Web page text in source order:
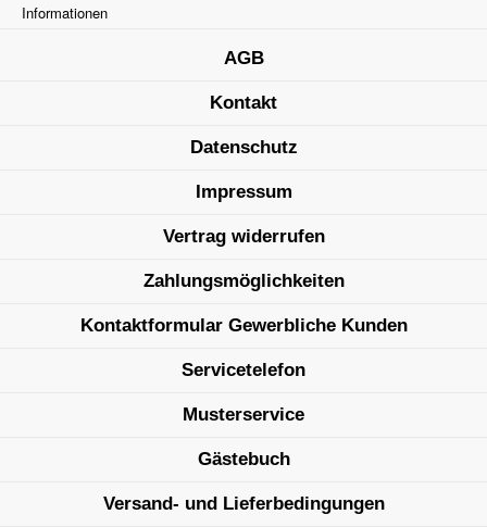
Informationen
AGB
Kontakt
Datenschutz
Impressum
Vertrag widerrufen
Zahlungsmöglichkeiten
Kontaktformular Gewerbliche Kunden
Servicetelefon
Musterservice
Gästebuch
Versand- und Lieferbedingungen